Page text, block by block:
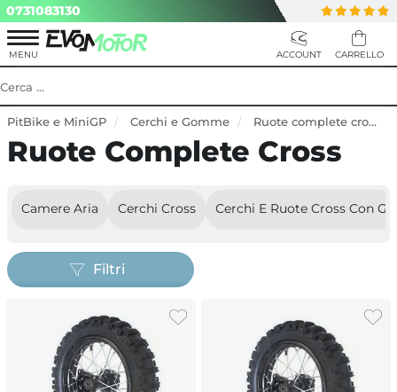
0731083130
PitBike e MiniGP Cerchi e Gomme Ruote complete cross
Ruote Complete Cross
Camere Aria Cerchi Cross Cerchi E Ruote Cross Con
Filtri